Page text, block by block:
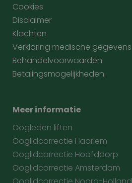
Cookies
Disclaimer
Klachten
Verklaring medische gegevens
Behandelvoorwaarden
Betalingsmogelijkheden
Meer informatie
Oogleden liften
Ooglidcorrectie Haarlem
Ooglidcorrectie Hoofddorp
Ooglidcorrectie Amsterdam